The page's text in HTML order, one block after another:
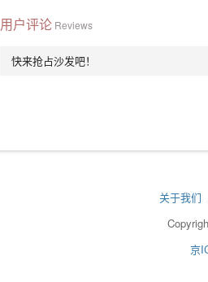
第三号E小调，OP.6.3，共5个乐章：
1.很慢的慢板，E小调，有如法
主奏大提琴在低四度加入答句，
尔比诺尼，接着双小提琴有丰
5.从容的快板，E小调，快速短
用户评论 Reviews
快来抢占沙发吧！
关于我们
京